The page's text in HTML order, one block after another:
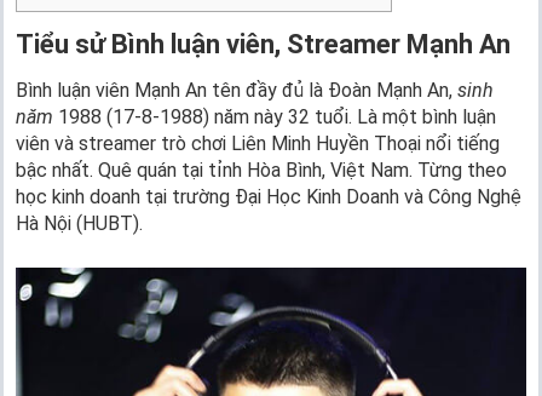
Tiểu sử Bình luận viên, Streamer Mạnh An
Bình luận viên Mạnh An tên đầy đủ là Đoàn Mạnh An, sinh
năm 1988 (17-8-1988) năm này 32 tuổi. Là một bình luận
viên và streamer trò chơi Liên Minh Huyền Thoại nổi tiếng
bậc nhất. Quê quán tại tỉnh Hòa Bình, Việt Nam. Từng theo
học kinh doanh tại trường Đại Học Kinh Doanh và Công Nghệ
Hà Nội (HUBT).